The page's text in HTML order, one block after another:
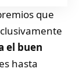
que
el buen
hasta